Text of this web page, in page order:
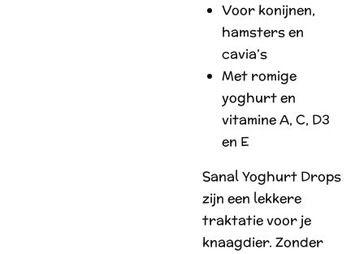
Voor konijnen,
hamsters en
cavia’s
Met romige
yoghurt en
vitamine A, C, D3
en E
Sanal Yoghurt Drops
zijn een lekkere
traktatie voor je
knaagdier. Zonder